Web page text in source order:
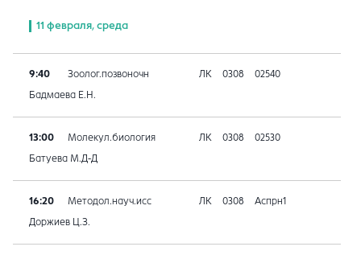
11 февраля, среда
9:40 Зоолог.позвоночн ЛК 0308 02540
Бадмаева Е.Н.
13:00 Молекул.биология ЛК 0308 02530
Батуева М.Д-Д
16:20 Методол.науч.исс ЛК 0308 Аспрн1
Доржиев Ц.З.